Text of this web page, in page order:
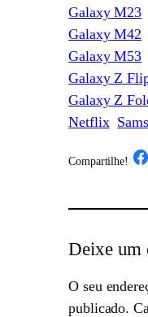
Galaxy M23
Galaxy M42
Galaxy M53
Galaxy Z
Galaxy Z
Netflix
Compartilhe! /
Deixe um
O seu
publicado.